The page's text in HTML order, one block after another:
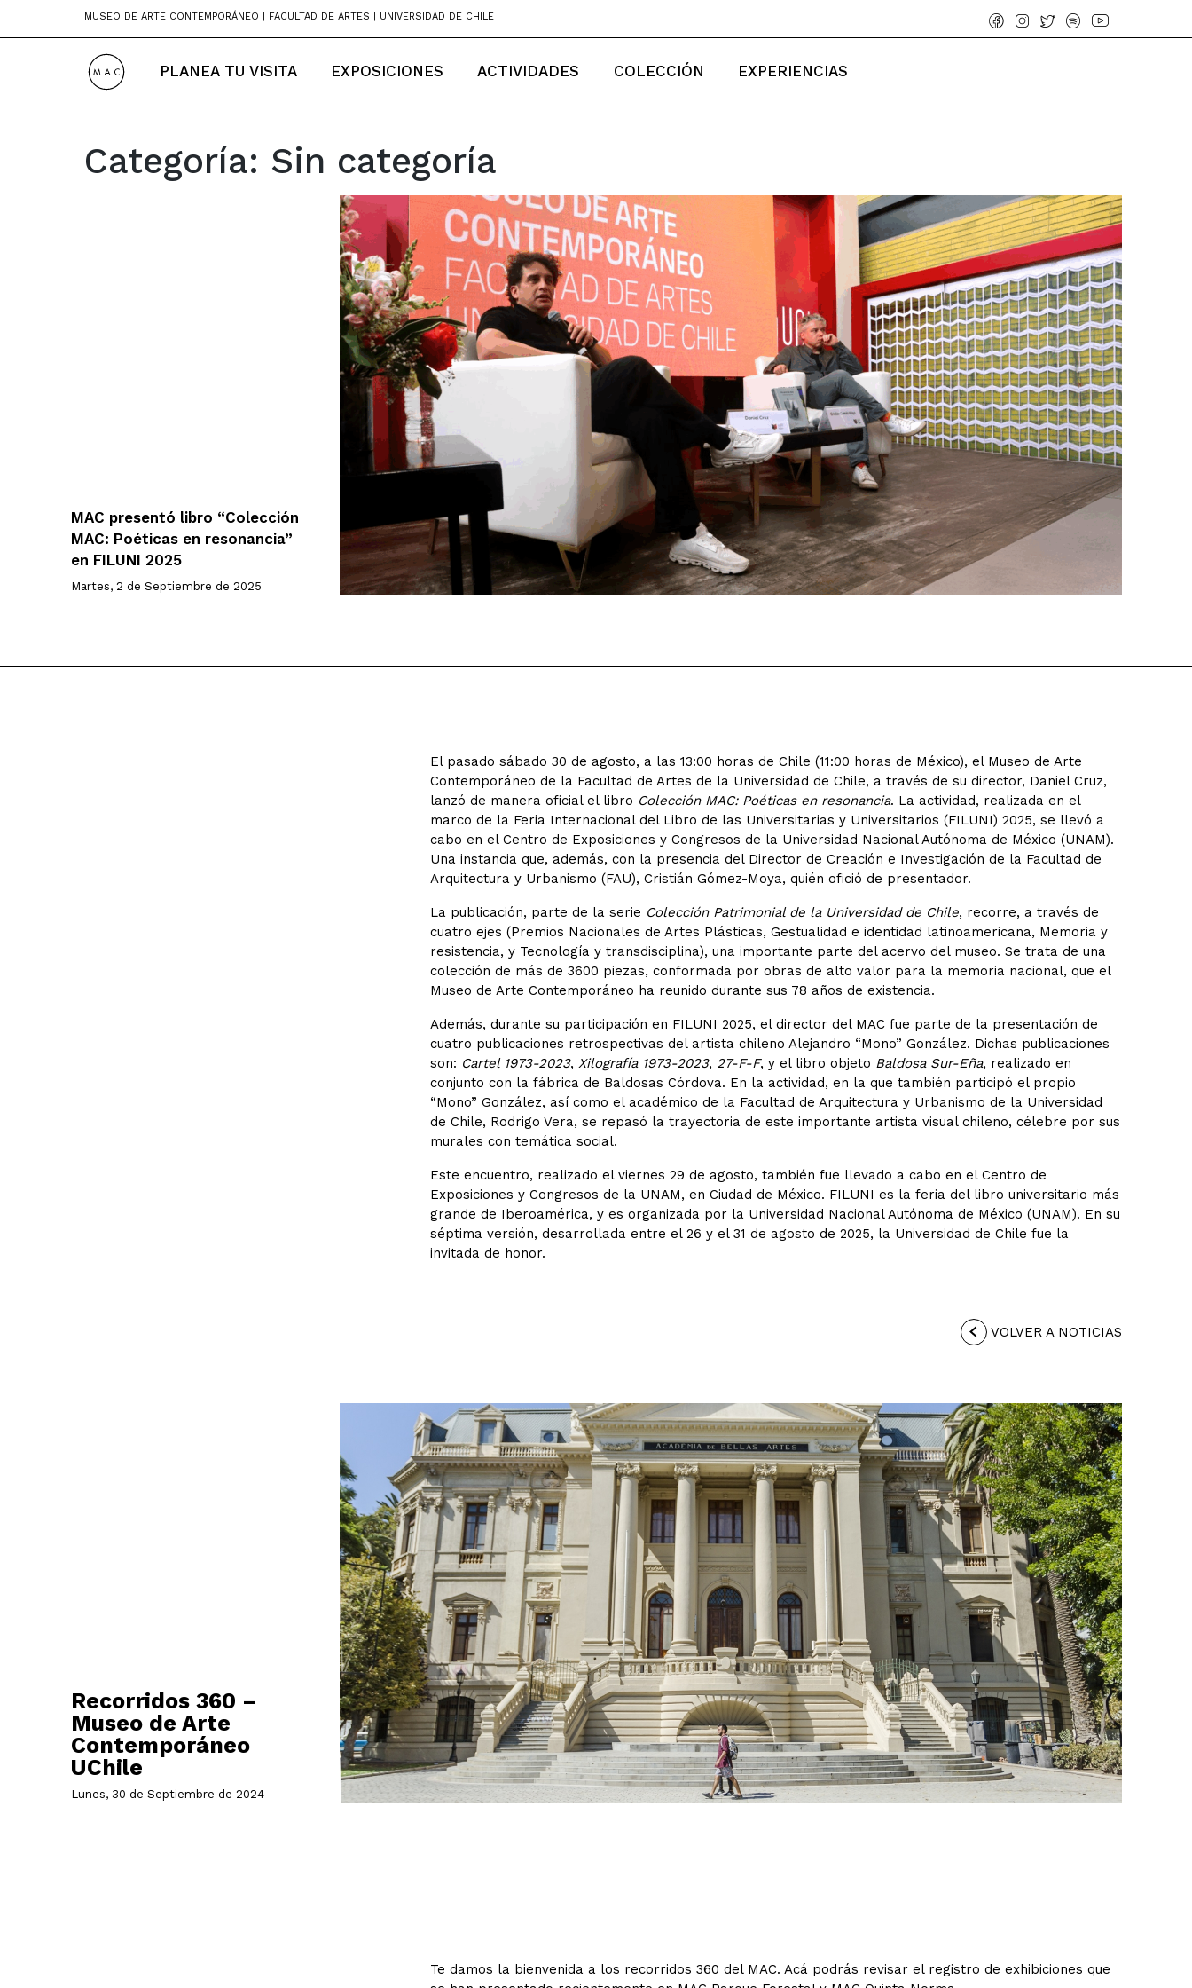
MUSEO DE ARTE CONTEMPORÁNEO | FACULTAD DE ARTES | UNIVERSIDAD DE CHILE
PLANEA TU VISITA EXPOSICIONES ACTIVIDADES COLECCIÓN EXPERIENCIAS
Categoría: Sin categoría
MAC presentó libro “Colección
MAC: Poéticas en resonancia”
en FILUNI 2025
Martes, 2 de Septiembre de 2025
El pasado sábado 30 de agosto, a las 13:00 horas de Chile (11:00 horas de México), el Museo de Arte
Contemporáneo de la Facultad de Artes de la Universidad de Chile, a través de su director, Daniel Cruz,
lanzó de manera oficial el libro Colección MAC: Poéticas en resonancia. La actividad, realizada en el
marco de la Feria Internacional del Libro de las Universitarias y Universitarios (FILUNI) 2025, se llevó a
cabo en el Centro de Exposiciones y Congresos de la Universidad Nacional Autónoma de México (UNAM).
Una instancia que, además, con la presencia del Director de Creación e Investigación de la Facultad de
Arquitectura y Urbanismo (FAU), Cristián Gómez-Moya, quién ofició de presentador.
La publicación, parte de la serie Colección Patrimonial de la Universidad de Chile, recorre, a través de
cuatro ejes (Premios Nacionales de Artes Plásticas, Gestualidad e identidad latinoamericana, Memoria y
resistencia, y Tecnología y transdisciplina), una importante parte del acervo del museo. Se trata de una
colección de más de 3600 piezas, conformada por obras de alto valor para la memoria nacional, que el
Museo de Arte Contemporáneo ha reunido durante sus 78 años de existencia.
Además, durante su participación en FILUNI 2025, el director del MAC fue parte de la presentación de
cuatro publicaciones retrospectivas del artista chileno Alejandro “Mono” González. Dichas publicaciones
son: Cartel 1973-2023, Xilografía 1973-2023, 27-F-F, y el libro objeto Baldosa Sur-Eña, realizado en
conjunto con la fábrica de Baldosas Córdova. En la actividad, en la que también participó el propio
“Mono” González, así como el académico de la Facultad de Arquitectura y Urbanismo de la Universidad
de Chile, Rodrigo Vera, se repasó la trayectoria de este importante artista visual chileno, célebre por sus
murales con temática social.
Este encuentro, realizado el viernes 29 de agosto, también fue llevado a cabo en el Centro de
Exposiciones y Congresos de la UNAM, en Ciudad de México. FILUNI es la feria del libro universitario más
grande de Iberoamérica, y es organizada por la Universidad Nacional Autónoma de México (UNAM). En su
séptima versión, desarrollada entre el 26 y el 31 de agosto de 2025, la Universidad de Chile fue la
invitada de honor.
VOLVER A NOTICIAS
Recorridos 360 –
Museo de Arte
Contemporáneo
UChile
Lunes, 30 de Septiembre de 2024
Te damos la bienvenida a los recorridos 360 del MAC. Acá podrás revisar el registro de exhibiciones que